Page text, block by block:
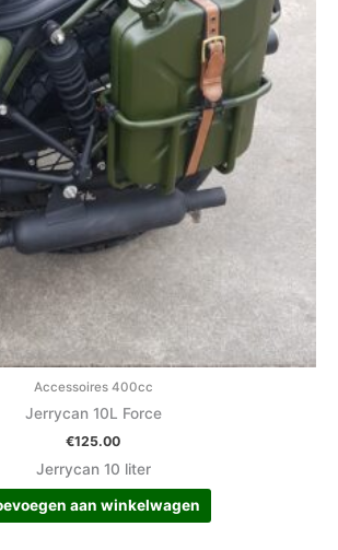
Accessoires 400cc
Jerrycan 10L Force
€125.00
Jerrycan 10 liter
aan winkelwagen